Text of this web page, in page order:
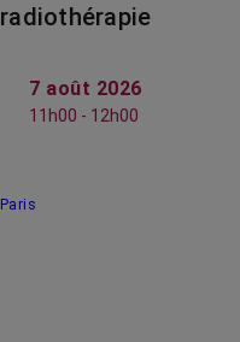
radiothérapie
7 août 2026
11h00 - 12h00
Paris